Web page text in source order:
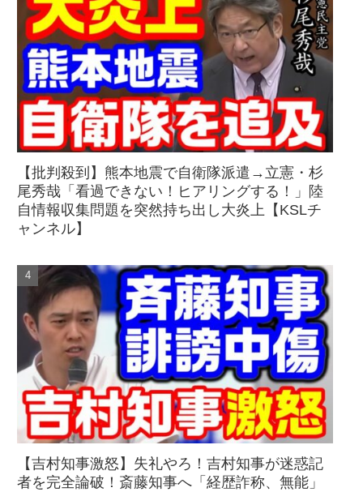
【批判殺到】熊本地震で自衛隊派遣→立憲・杉
尾秀哉「看過できない！ヒアリングする！」陸
自情報収集問題を突然持ち出し大炎上【KSLチ
ャンネル】
【吉村知事激怒】失礼やろ！吉村知事が迷惑記
者を完全論破！斎藤知事へ「経歴詐称、無能」